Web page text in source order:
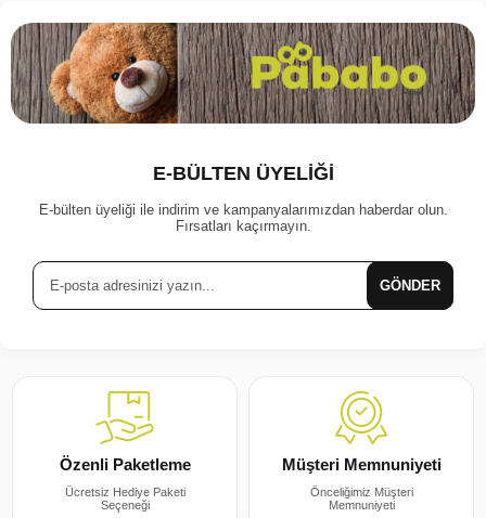
E-BÜLTEN ÜYELİĞİ
E-bülten üyeliği ile indirim ve kampanyalarımızdan haberdar olun.
Fırsatları kaçırmayın.
GÖNDER
Özenli Paketleme
Ücretsiz Hediye Paketi
Seçeneği
Müşteri Memnuniyeti
Önceliğimiz Müşteri
Memnuniyeti